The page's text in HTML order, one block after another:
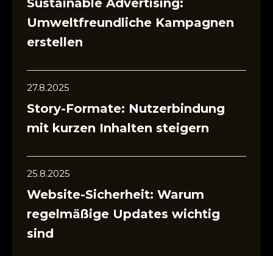
Sustainable Advertising:
Umweltfreundliche Kampagnen
erstellen
27.8.2025
Story-Formate: Nutzerbindung
mit kurzen Inhalten steigern
25.8.2025
Website-Sicherheit: Warum
regelmäßige Updates wichtig
sind